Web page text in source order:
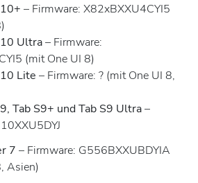
– Firmware: X82xBXXU4CYI5
Ultra– Firmware:
(mit One UI 8)
Lite – Firmware: ? (mit One UI 8,
Tab S9+ und Tab S9 Ultra–
7 – Firmware: G556BXXUBDYIA
Asien)